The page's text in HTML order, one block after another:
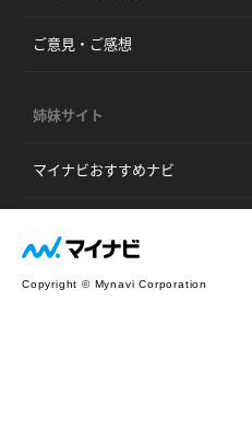
ご意見・ご感想
姉妹サイト
マイナビおすすめナビ
Copyright © Mynavi Corporation